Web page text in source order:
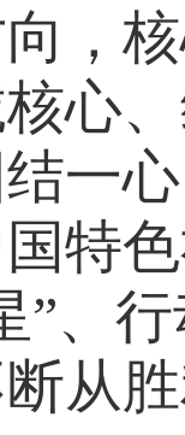
，
心
一
特
”、
从